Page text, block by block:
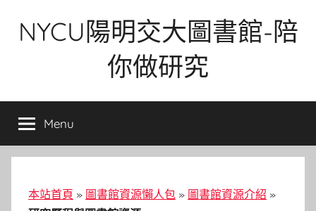
NYCU陽明交大圖書館-陪
你做研究
Menu
本站首頁 » 圖書館資源懶人包 » 圖書館資源介紹 »